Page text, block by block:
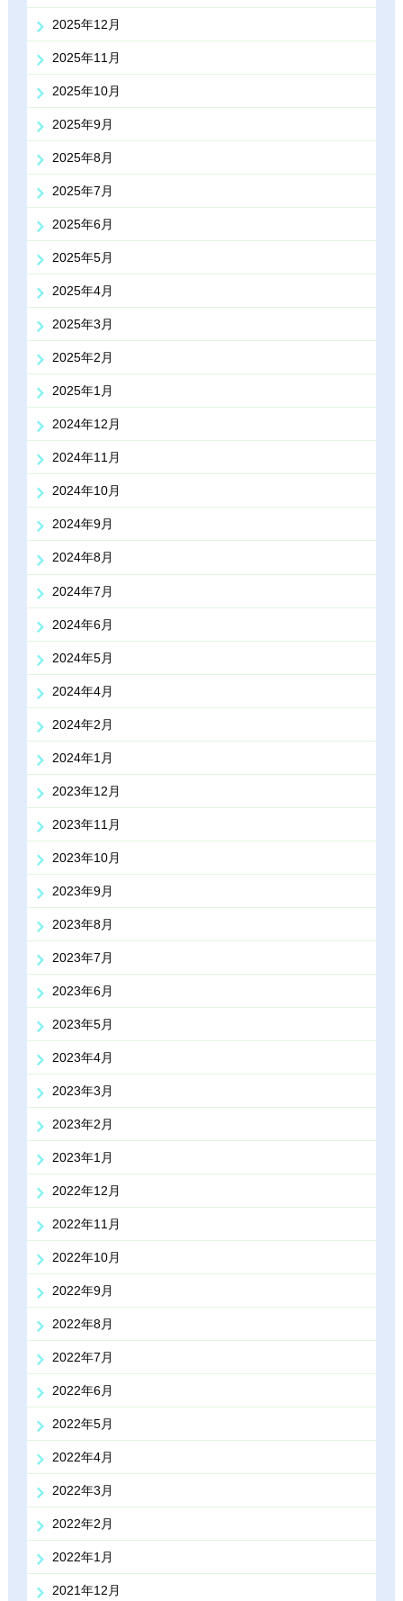
2025年12月
2025年11月
2025年10月
2025年9月
2025年8月
2025年7月
2025年6月
2025年5月
2025年4月
2025年3月
2025年2月
2025年1月
2024年12月
2024年11月
2024年10月
2024年9月
2024年8月
2024年7月
2024年6月
2024年5月
2024年4月
2024年2月
2024年1月
2023年12月
2023年11月
2023年10月
2023年9月
2023年8月
2023年7月
2023年6月
2023年5月
2023年4月
2023年3月
2023年2月
2023年1月
2022年12月
2022年11月
2022年10月
2022年9月
2022年8月
2022年7月
2022年6月
2022年5月
2022年4月
2022年3月
2022年2月
2022年1月
2021年12月